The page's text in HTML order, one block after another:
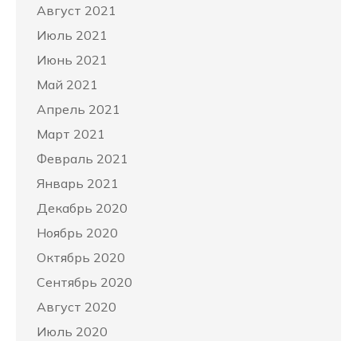
Август 2021
Июль 2021
Июнь 2021
Май 2021
Апрель 2021
Март 2021
Февраль 2021
Январь 2021
Декабрь 2020
Ноябрь 2020
Октябрь 2020
Сентябрь 2020
Август 2020
Июль 2020